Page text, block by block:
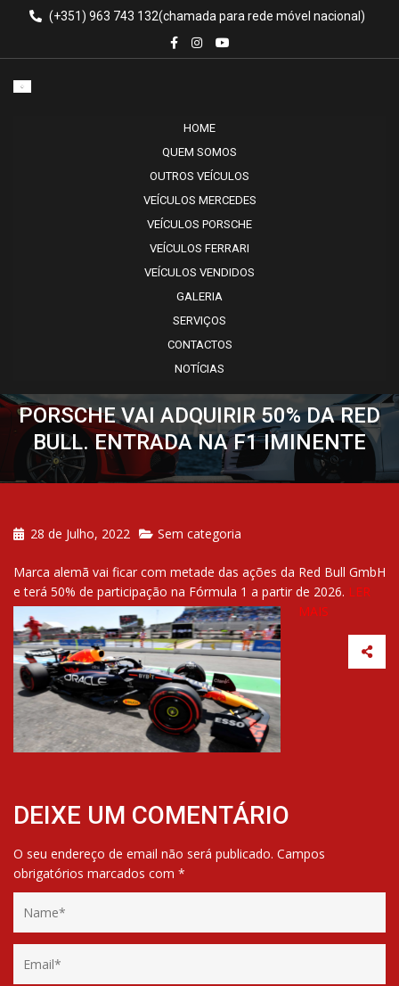
(+351) 963 743 132
HOME
QUEM SOMOS
OUTROS VEÍCULOS
VEÍCULOS MERCEDES
VEÍCULOS PORSCHE
VEÍCULOS FERRARI
VEÍCULOS VENDIDOS
GALERIA
SERVIÇOS
CONTACTOS
NOTÍCIAS
PORSCHE VAI ADQUIRIR 50% DA RED
BULL. ENTRADA NA F1 IMINENTE
28 de Julho, 2022 Sem categoria
Marca alemã vai ficar com metade das ações da Red Bull GmbH
e terá 50% de participação na Fórmula 1 a partir de 2026. LER
MAIS
DEIXE UM COMENTÁRIO
O seu endereço de email não será publicado. Campos
obrigatórios marcados com *